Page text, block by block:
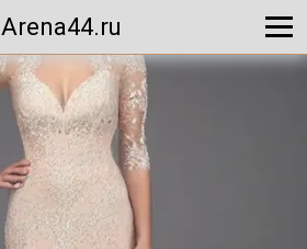
Arena44.ru